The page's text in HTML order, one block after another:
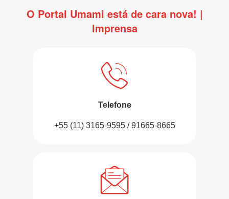
O Portal Umami está de cara nova! |
Imprensa
Telefone
+55 (11) 3165-9595 / 91665-8665